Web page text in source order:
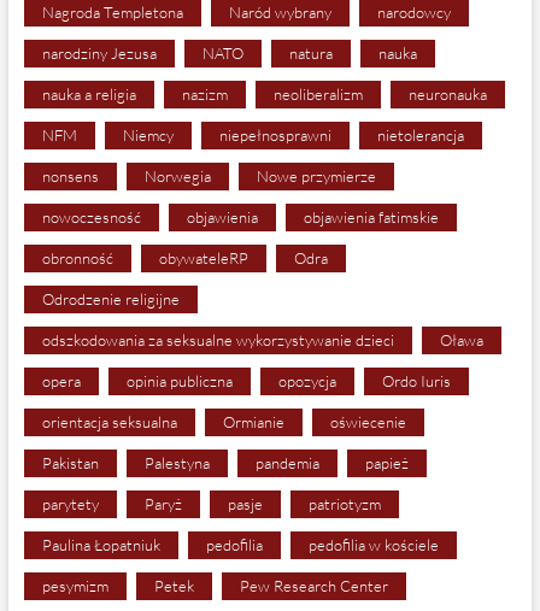
Nagroda Templetona Naród wybrany narodowcy
narodziny Jezusa NATO natura nauka
nauka a religia nazizm neoliberalizm neuronauka
NFM Niemcy niepełnosprawni nietolerancja
nonsens Norwegia Nowe przymierze
nowoczesność objawienia objawienia fatimskie
obronność obywateleRP Odra
Odrodzenie religijne
odszkodowania za seksualne wykorzystywanie dzieci Oława
opera opinia publiczna opozycja Ordo Iuris
orientacja seksualna Ormianie oświecenie
Pakistan Palestyna pandemia papież
parytety Paryż pasje patriotyzm
Paulina Łopatniuk pedofilia pedofilia w kościele
pesymizm Petek Pew Research Center